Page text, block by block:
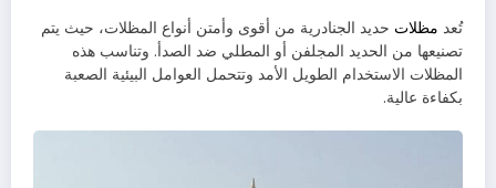
تُعد مظلات حديد الجنادرية من أقوى وأمتن أنواع المظلات، حيث يتم
تصنيعها من الحديد المجلفن أو المطلي ضد الصدأ. وتناسب هذه
المظلات الاستخدام الطويل الأمد وتتحمل العوامل البيئية الصعبة
بكفاءة عالية.